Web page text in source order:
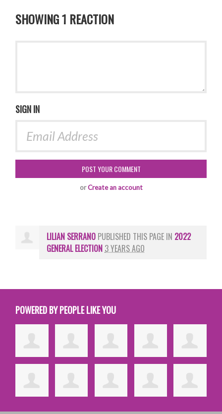
SHOWING 1 REACTION
SIGN IN
orCreate an account
LILIAN SERRANO PUBLISHED THIS PAGE IN 2022
GENERAL ELECTION 3 YEARS AGO
POWERED BY PEOPLE LIKE YOU